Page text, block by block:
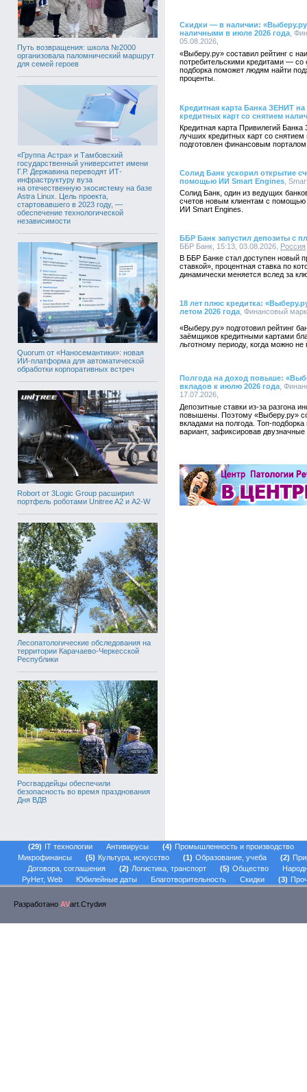
Путь возвращения: школа №2000
организовала паломнический маршрут
для семей героев
«Группа Астра» и Тамбовский
государственный университет имени
Г.Р. Державина переводят ИТ-
инфраструктуру вуза
на отечественную экосистему на базе
Astra Linux. Цель проекта,
стартовавшего в 2023 году, —
обеспечение технологической
независимости
Quorum от «Наносемантики»: новая
ИИ-платформа для автоматической
обработки корпоративных встреч
Robort от 3Logic Group расширил
портфель роботами Unitree A2 и A2-W
Лесопатологические обследования на
территории Карачаево-Черкесской
Республики
Росгвардейцы обеспечили
безопасность во время празднования
Дня ВДВ
Скидки — в наличии:
наличными в июле 2026 года ,
05.08.2026,
«Выберу.ру» составил рейтинг с
потребительскими кредитами — со
подборка поможет людям найти
проценты.
Кредитная карта Банка ЗЕНИТ
кредитных карт со снятием
Кредитная карта Привилегий
лучших кредитных карт со
подготовлен финансовым
Солид Банк ускорил открытие
помощью ИИ Smart Engines ,
Солид Банк, один из ведущих
счетов новым клиентам с помощью
ИИ Smart Engines.
ББР Банк запустил депозиты с
ББР Банк, 15:13, 03.08.2026, Россия
В ББР Банке стал доступен новый
ставкой», процентная ставка по
динамически меняется вслед за
18 лет плюс кредитка:
летом 2026 года , Финансовый
«Выберу.ру» подготовил рейтинг
заёмщиков кредитными картами
льготному периоду, когда можно не
Полгода на доход повыше:
вкладов к июлю 2026 года ,
17.07.2026,
Депозитные ставки из-за разгона
повышены. Поэтому «Выберу.ру»
вкладами на полгода. Топ-
вариант, зафиксировав
29 IT технологии Антивирусы 4
Промышленность и производство
Микрофинансы
5 Культура, искусство 1 Образование, учеба 2
Договора, соглашения
2 Логистика, транспорт 5 Общество
РуНет, Web
Юбилейные даты Благотворительность Скидки 3
Разработано AVart.Стуdия